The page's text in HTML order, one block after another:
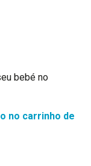
bebé no
no carrinho de